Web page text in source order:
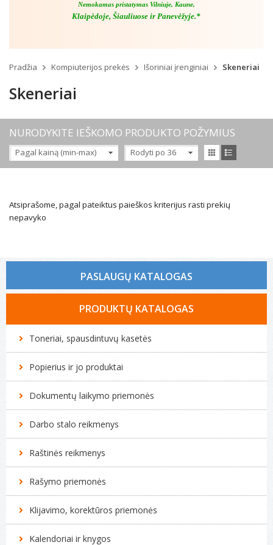
Nemokamas pristatymas Vilniuje, Kaune,
Klaipėdoje, Šiauliuose ir Panevėžyje.*
Pradžia Kompiuterijos prekės Išoriniai įrenginiai Skeneriai
Skeneriai
NURODYKITE IEŠKOMO PRODUKTO POŽYMIUS
Pagal kainą (min-max) Rodyti po 36
Atsiprašome, pagal pateiktus paieškos kriterijus rasti prekių
nepavyko
PASLAUGŲ KATALOGAS
Tonerio kasečių pildymas
Spausdintuvų remontas
Biuro technikos remontas
Kompiuterių remontas
PRODUKTŲ KATALOGAS
Toneriai, spausdintuvų kasetės
Popierius ir jo produktai
Dokumentų laikymo priemonės
Darbo stalo reikmenys
Raštinės reikmenys
Rašymo priemonės
Klijavimo, korektūros priemonės
Kalendoriai ir knygos